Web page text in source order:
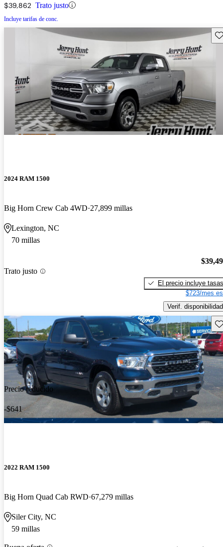
$39,862 Trato justo
Incluye tarifas de conc.
2024 RAM 1500
Big Horn Crew Cab 4WD 27,899 millas
Lexington, NC
70 millas
Trato justo
El precio incluye tasas
$723/mes
Verif. disponibilidad
Precio reducido
-$641
2022 RAM 1500
Big Horn Quad Cab RWD 67,279 millas
Siler City, NC
59 millas